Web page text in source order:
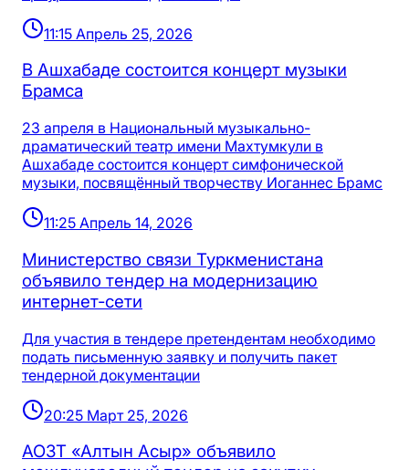
11:15 Апрель 25, 2026
В Ашхабаде состоится концерт музыки
Брамса
23 апреля в Национальный музыкально-
драматический театр имени Махтумкули в
Ашхабаде состоится концерт симфонической
музыки, посвящённый творчеству Иоганнес Брамс
11:25 Апрель 14, 2026
Министерство связи Туркменистана
объявило тендер на модернизацию
интернет-сети
Для участия в тендере претендентам необходимо
подать письменную заявку и получить пакет
тендерной документации
20:25 Март 25, 2026
АОЗТ «Алтын Асыр» объявило